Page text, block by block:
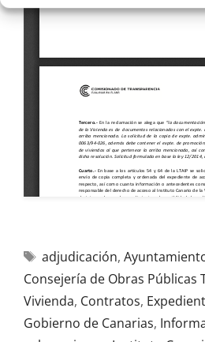
adjudicación,
Consejería de Obras Públicas
Vivienda, Contratos,
Gobierno de Canarias,